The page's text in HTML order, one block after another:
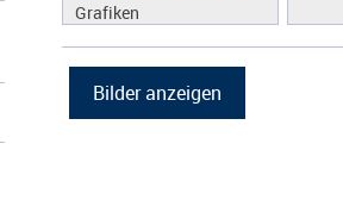
Grafiken